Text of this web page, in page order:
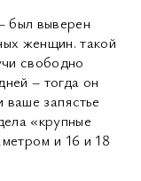
был выверен
женщин. такой
свободно
– тогда он
ваше запястье
«крупные
и 16 и 18